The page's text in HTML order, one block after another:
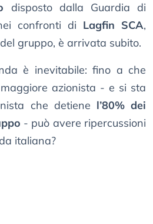
disposto dalla Guardia di
confronti di Lagfin SCA,
gruppo, è arrivata subito.
è inevitabile: fino a che
azionista - e si sta
che detiene l’80% dei
- può avere ripercussioni
italiana?